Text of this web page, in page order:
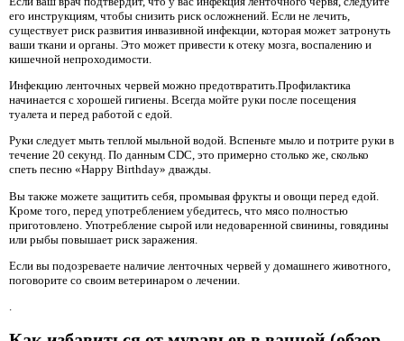
его инструкциям, чтобы снизить риск осложнений. Если не лечить,
существует риск развития инвазивной инфекции, которая может затронуть
ваши ткани и органы. Это может привести к отеку мозга, воспалению и
кишечной непроходимости.
Инфекцию ленточных червей можно предотвратить.Профилактика
начинается с хорошей гигиены. Всегда мойте руки после посещения
туалета и перед работой с едой.
Руки следует мыть теплой мыльной водой. Вспеньте мыло и потрите руки в
течение 20 секунд. По данным CDC, это примерно столько же, сколько
спеть песню «Happy Birthday» дважды.
Вы также можете защитить себя, промывая фрукты и овощи перед едой.
Кроме того, перед употреблением убедитесь, что мясо полностью
приготовлено. Употребление сырой или недоваренной свинины, говядины
или рыбы повышает риск заражения.
Если вы подозреваете наличие ленточных червей у домашнего животного,
поговорите со своим ветеринаром о лечении.
.